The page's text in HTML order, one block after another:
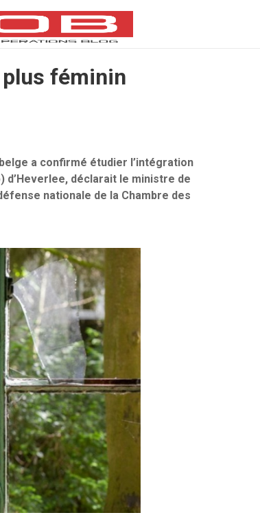
plus féminin
a confirmé étudier l’intégration
d’Heverlee, déclarait le ministre de
nationale de la Chambre des